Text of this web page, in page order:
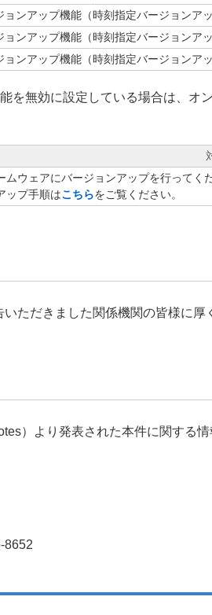
ョンアップ機能（時刻指定バージョンア
ョンアップ機能（時刻指定バージョンア
ョンアップ機能（時刻指定バージョンア
を無効に設定している場合は、オ
ムウェアにバージョンアップを行ってくだ
ップ手順はこちらをご覧ください。
ただきました関係機関の皆様に厚
）より発表された本件に関する
8652